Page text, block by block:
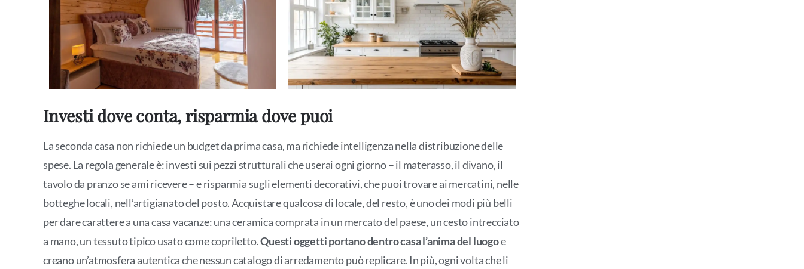
Investi dove conta, risparmia dove puoi
La seconda casa non richiede un budget da prima casa, ma richiede intelligenza nella distribuzione delle
spese. La regola generale è: investi sui pezzi strutturali che userai ogni giorno – il materasso, il divano, il
tavolo da pranzo se ami ricevere – e risparmia sugli elementi decorativi, che puoi trovare ai mercatini, nelle
botteghe locali, nell’artigianato del posto. Acquistare qualcosa di locale, del resto, è uno dei modi più belli
per dare carattere a una casa vacanze: una ceramica comprata in un mercato del paese, un cesto intrecciato
a mano, un tessuto tipico usato come copriletto.Questi oggetti portano dentro casa l’anima del luogoe
creano un’atmosfera autentica che nessun catalogo di arredamento può replicare. In più, ogni volta che li